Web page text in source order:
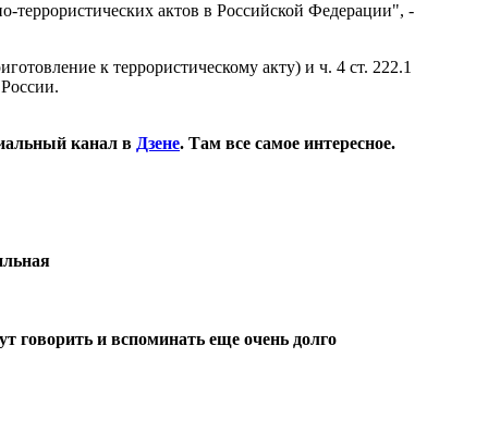
актов в Российской Федерации", -
к террористическому акту) и ч. 4 ст. 222.1
канал в Дзене. Там все самое интересное.
говорить и вспоминать еще очень долго